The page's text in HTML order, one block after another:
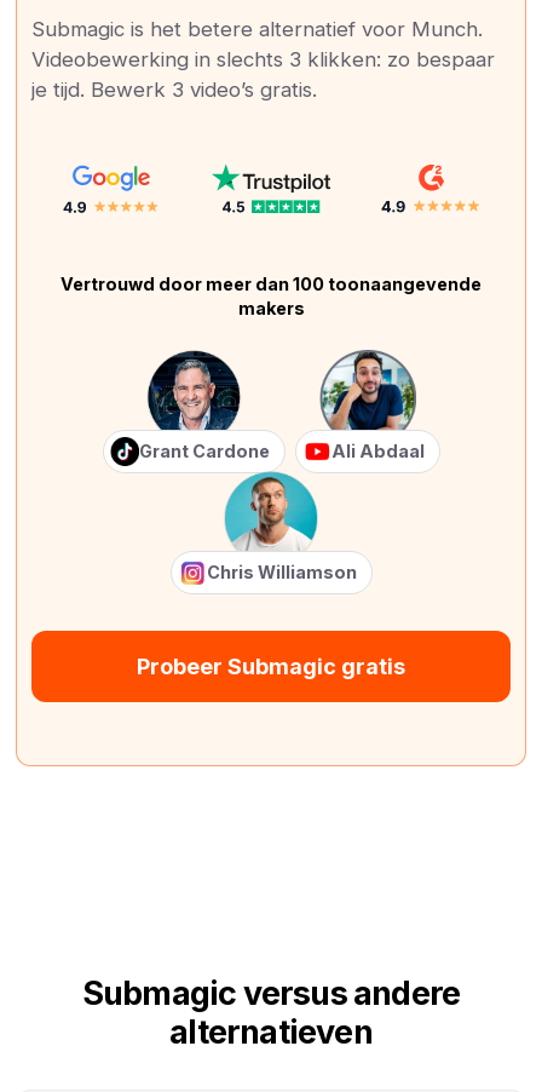
Submagic is het betere alternatief voor Munch.
Videobewerking in slechts 3 klikken: zo bespaar
je tijd. Bewerk 3 video’s gratis.
Vertrouwd door meer dan 100 toonaangevende
makers
Grant Cardone Ali Abdaal
Chris Williamson
Probeer Submagic gratis
Submagic versus andere
alternatieven